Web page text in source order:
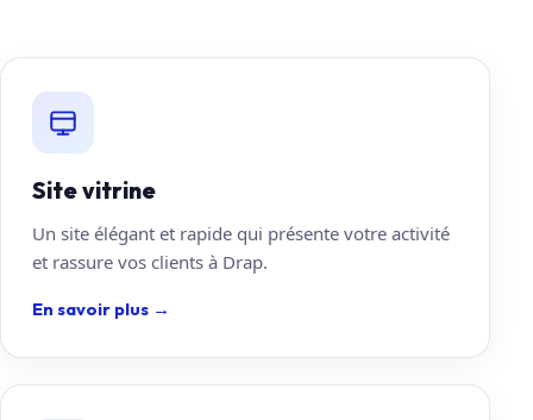
Site vitrine
Un site élégant et rapide qui présente votre activité
et rassure vos clients à Drap.
En savoir plus →